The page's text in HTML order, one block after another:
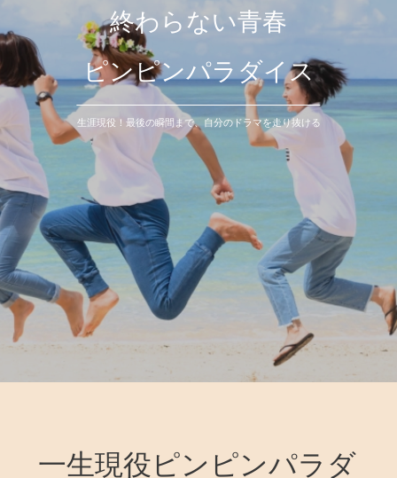
終わらない青春
ピンピンパラダイス
生涯現役！最後の瞬間まで、自分のドラマを走り抜ける
一生現役ピンピンパラダ